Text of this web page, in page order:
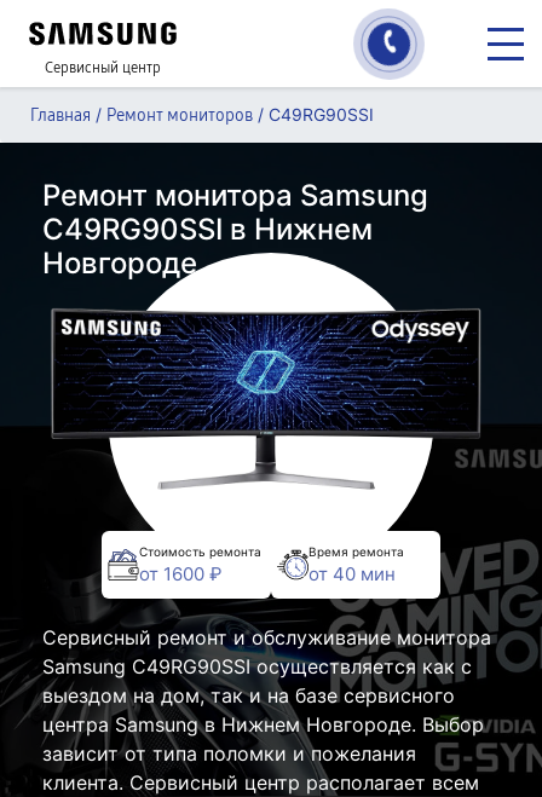
Сервисный центр
Главная / Ремонт мониторов / C49RG90SSI
Ремонт монитора Samsung
C49RG90SSI в Нижнем
Новгороде
Стоимость ремонта
от 1600 ₽
Время ремонта
от 40 мин
Сервисный ремонт и обслуживание монитора
Samsung C49RG90SSI осуществляется как с
выездом на дом, так и на базе сервисного
центра Samsung в Нижнем Новгороде. Выбор
зависит от типа поломки и пожелания
клиента. Сервисный центр располагает всем